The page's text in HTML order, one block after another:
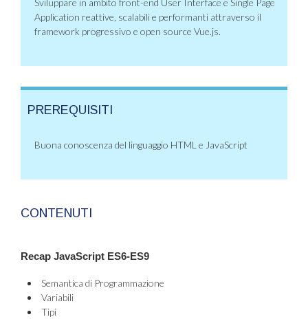
Application reattive, scalabili e performanti attraverso il
framework progressivo e open source Vue.js.
PREREQUISITI
Buona conoscenza del linguaggio HTML e JavaScript
CONTENUTI
Recap JavaScript ES6-ES9
Semantica di Programmazione
Variabili
Tipi